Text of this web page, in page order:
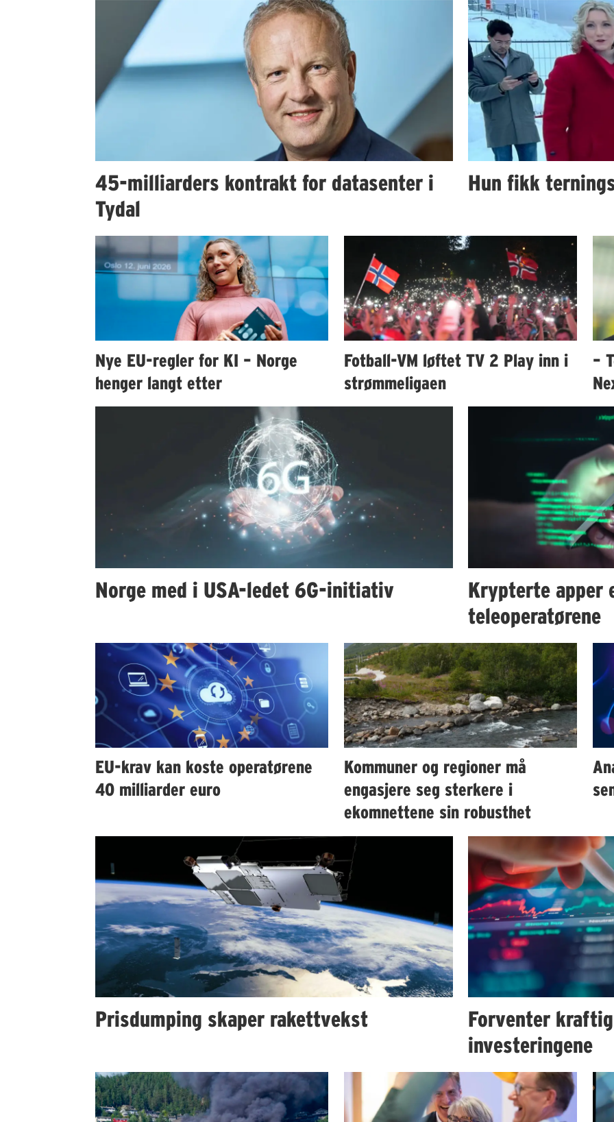
45-milliarders kontrakt for datasenter i
Tydal
Hun fikk
Nye EU-regler for KI – Norge
henger langt etter
Fotball-VM løftet TV 2 Play inn i
strømmeligaen
–
Norge med i USA-ledet 6G-initiativ
Krypterte apper
teleoperatørene
EU-krav kan koste operatørene
40 milliarder euro
Kommuner og regioner må
engasjere seg sterkere i
ekomnettene sin robusthet
Prisdumping skaper rakettvekst
Forventer
investeringene